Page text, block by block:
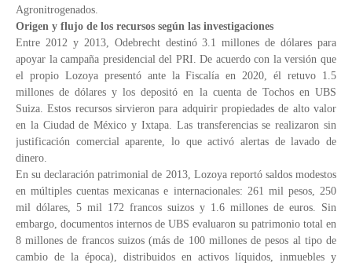
Agronitrogenados.
Origen y flujo de los recursos según las investigaciones
Entre 2012 y 2013, Odebrecht destinó 3.1 millones de dólares para
apoyar la campaña presidencial del PRI. De acuerdo con la versión que
el propio Lozoya presentó ante la Fiscalía en 2020, él retuvo 1.5
millones de dólares y los depositó en la cuenta de Tochos en UBS
Suiza. Estos recursos sirvieron para adquirir propiedades de alto valor
en la Ciudad de México y Ixtapa. Las transferencias se realizaron sin
justificación comercial aparente, lo que activó alertas de lavado de
dinero.
En su declaración patrimonial de 2013, Lozoya reportó saldos modestos
en múltiples cuentas mexicanas e internacionales: 261 mil pesos, 250
mil dólares, 5 mil 172 francos suizos y 1.6 millones de euros. Sin
embargo, documentos internos de UBS evaluaron su patrimonio total en
8 millones de francos suizos (más de 100 millones de pesos al tipo de
cambio de la época), distribuidos en activos líquidos, inmuebles y